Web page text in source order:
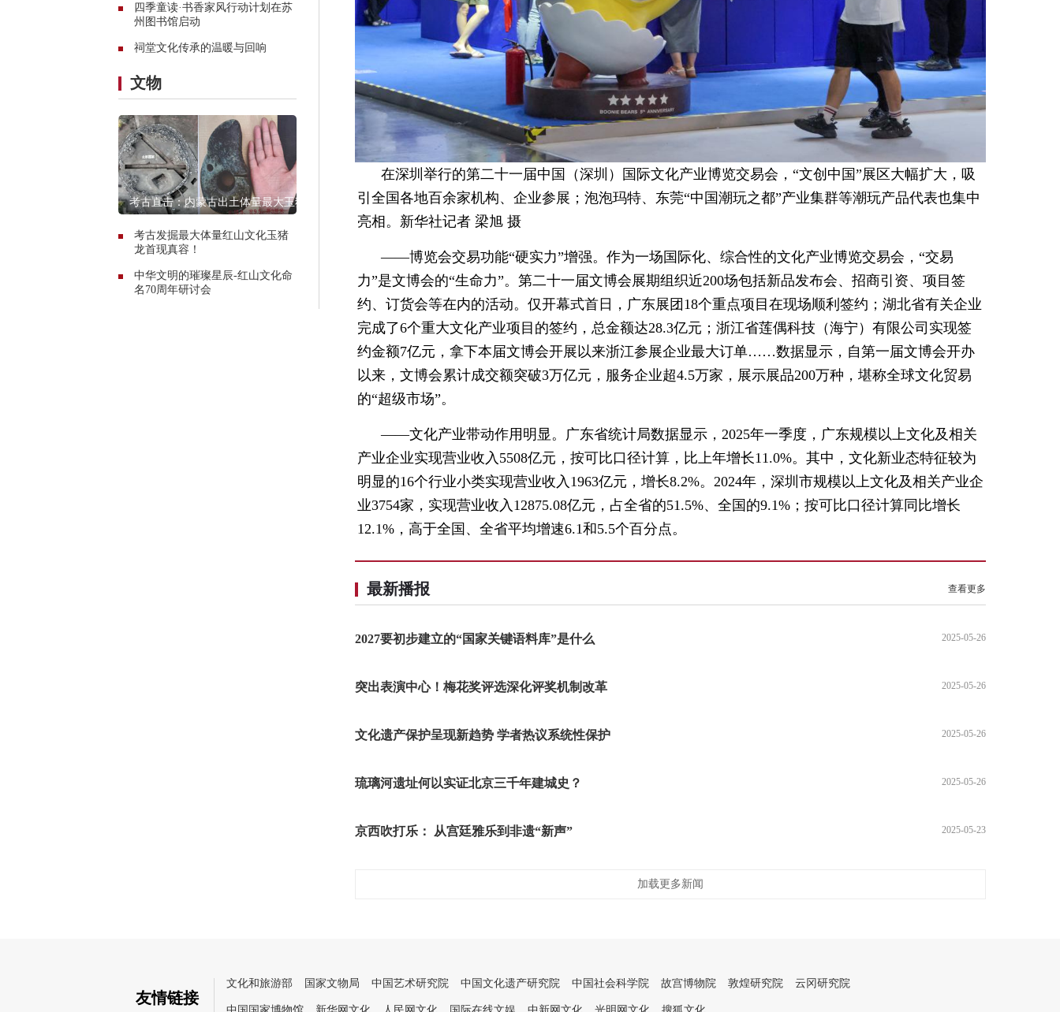
四季童读·书香家风行动计划在苏
州图书馆启动
祠堂文化传承的温暖与回响
文物
考古直击：内蒙古出土体量最大玉猪
考古发掘最大体量红山文化玉猪
龙首现真容！
中华文明的璀璨星辰-红山文化命
名70周年研讨会
在深圳举行的第二十一届中国（深圳）国际文化产业博览交易会，“文创中国”展区大幅扩大，吸
引全国各地百余家机构、企业参展；泡泡玛特、东莞“中国潮玩之都”产业集群等潮玩产品代表也集中
亮相。新华社记者 梁旭 摄
——博览会交易功能“硬实力”增强。作为一场国际化、综合性的文化产业博览交易会，“交易
力”是文博会的“生命力”。第二十一届文博会展期组织近200场包括新品发布会、招商引资、项目签
约、订货会等在内的活动。仅开幕式首日，广东展团18个重点项目在现场顺利签约；湖北省有关企业
完成了6个重大文化产业项目的签约，总金额达28.3亿元；浙江省莲偶科技（海宁）有限公司实现签
约金额7亿元，拿下本届文博会开展以来浙江参展企业最大订单……数据显示，自第一届文博会开办
以来，文博会累计成交额突破3万亿元，服务企业超4.5万家，展示展品200万种，堪称全球文化贸易
的“超级市场”。
——文化产业带动作用明显。广东省统计局数据显示，2025年一季度，广东规模以上文化及相关
产业企业实现营业收入5508亿元，按可比口径计算，比上年增长11.0%。其中，文化新业态特征较为
明显的16个行业小类实现营业收入1963亿元，增长8.2%。2024年，深圳市规模以上文化及相关产业企
业3754家，实现营业收入12875.08亿元，占全省的51.5%、全国的9.1%；按可比口径计算同比增长
12.1%，高于全国、全省平均增速6.1和5.5个百分点。
最新播报 查看更多
2027要初步建立的“国家关键语料库”是什么 2025-05-26
突出表演中心！梅花奖评选深化评奖机制改革 2025-05-26
文化遗产保护呈现新趋势 学者热议系统性保护 2025-05-26
琉璃河遗址何以实证北京三千年建城史？ 2025-05-26
京西吹打乐： 从宫廷雅乐到非遗“新声” 2025-05-23
加载更多新闻
友情链接
文化和旅游部 国家文物局 中国艺术研究院 中国文化遗产研究院 中国社会科学院 故宫博物院 敦煌研究院 云冈研究院